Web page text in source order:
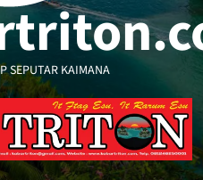
SEPUTAR KAIMANA